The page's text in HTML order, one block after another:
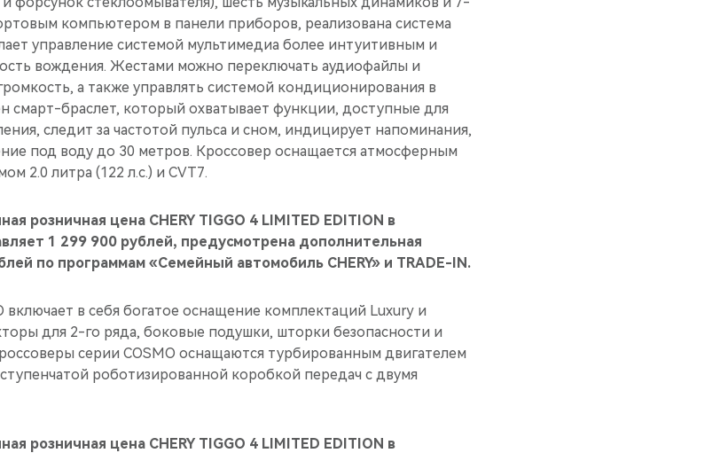
компьютером в панели приборов, реализована система
управление системой мультимедиа более интуитивным и
вождения. Жестами можно переключать аудиофайлы и
а также управлять системой кондиционирования в
смарт-браслет, который охватывает функции, доступные для
следит за частотой пульса и сном, индицирует напоминания,
под воду до 30 метров. Кроссовер оснащается атмосферным
2.0 литра (122 л.с.) и CVT7.
розничная цена CHERY TIGGO 4 LIMITED EDITION в
1 299 900 рублей, предусмотрена дополнительная
по программам «Семейный автомобиль CHERY» и TRADE-IN.
включает в себя богатое оснащение комплектаций Luxury и
для 2-го ряда, боковые подушки, шторки безопасности и
серии COSMO оснащаются турбированным двигателем
роботизированной коробкой передач с двумя
розничная цена CHERY TIGGO 4 LIMITED EDITION в